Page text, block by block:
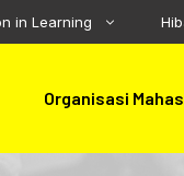
in Learning
Organisasi